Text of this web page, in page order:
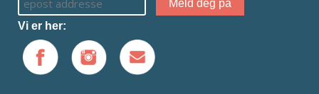
Vi er her: